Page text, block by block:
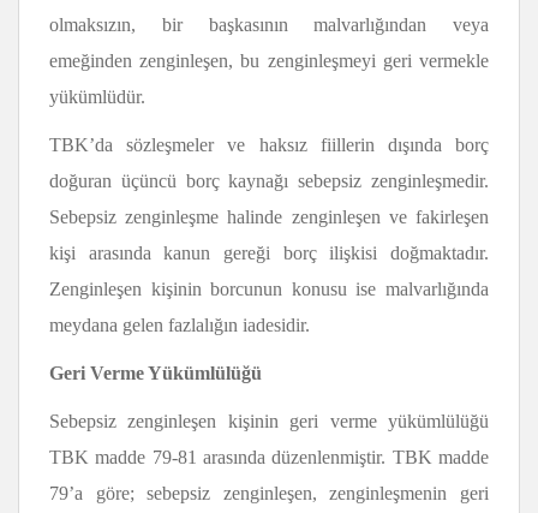
olmaksızın, bir başkasının malvarlığından veya
emeğinden zenginleşen, bu zenginleşmeyi geri vermekle
yükümlüdür.
TBK’da sözleşmeler ve haksız fiillerin dışında borç
doğuran üçüncü borç kaynağı sebepsiz zenginleşmedir.
Sebepsiz zenginleşme halinde zenginleşen ve fakirleşen
kişi arasında kanun gereği borç ilişkisi doğmaktadır.
Zenginleşen kişinin borcunun konusu ise malvarlığında
meydana gelen fazlalığın iadesidir.
Geri Verme Yükümlülüğü
Sebepsiz zenginleşen kişinin geri verme yükümlülüğü
TBK madde 79-81 arasında düzenlenmiştir. TBK madde
79’a göre; sebepsiz zenginleşen, zenginleşmenin geri